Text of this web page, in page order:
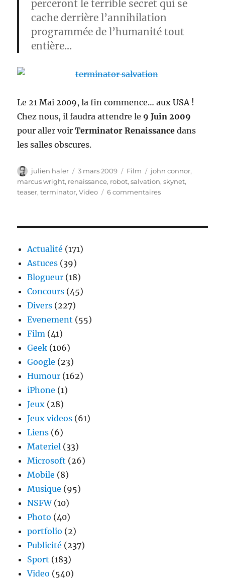
perceront le terrible secret qui se
cache derrière l’annihilation
programmée de l’humanité tout
entière…
Le 21 Mai 2009, la fin commence… aux USA !
Chez nous, il faudra attendre le 9 Juin 2009
pour aller voirTerminator Renaissance dans
les salles obscures.
Auteur
julien haler
Publié
le
3 mars 2009 Catégories
Film Étiquettes
john connor,
marcus wright, renaissance, robot,salvation,skynet,
teaser,terminator,Video 6 commentairessur
Actualité (171)
Astuces (39)
Blogueur (18)
Concours (45)
Divers (227)
Evenement (55)
Film (41)
Geek (106)
Google (23)
Humour (162)
iPhone (1)
Jeux (28)
Jeux videos (61)
Liens (6)
Materiel (33)
Microsoft (26)
Mobile (8)
Musique (95)
NSFW(10)
Photo (40)
portfolio (2)
Publicité (237)
Sport (183)
Video (540)